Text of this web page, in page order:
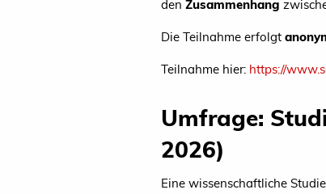
den Zusammenhang
Die Teilnahme erfolgt
Teilnahme hier: https://
Umfrage:
2026)
Eine wissenschaftliche